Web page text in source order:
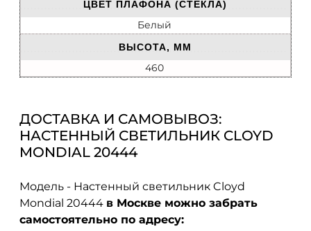
ЦВЕТ ПЛАФОНА (СТЕКЛА)
Белый
ВЫСОТА, ММ
460
ДОСТАВКА И САМОВЫВОЗ:
НАСТЕННЫЙ СВЕТИЛЬНИК CLOYD
MONDIAL 20444
Модель - Настенный светильник Cloyd
Mondial 20444 в Москве можно забрать
самостоятельно по адресу: